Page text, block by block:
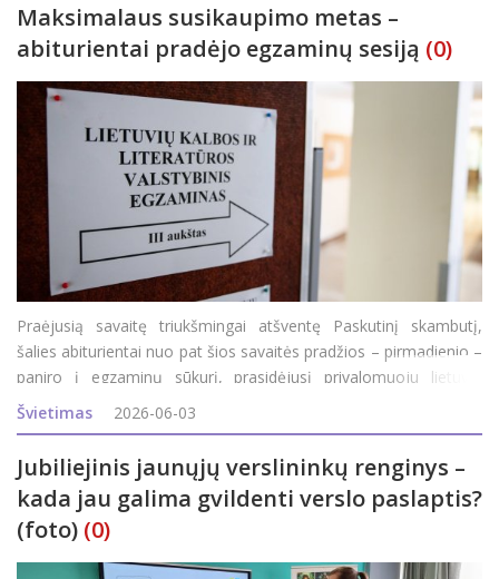
Maksimalaus susikaupimo metas –
abiturientai pradėjo egzaminų sesiją (0)
Praėjusią savaitę triukšmingai atšventę Paskutinį skambutį,
šalies abiturientai nuo pat šios savaitės pradžios – pirmadienio –
paniro į egzaminų sūkurį, prasidėjusį privalomuoju lietuvių
kalbos ir literatūros egzaminu. Šiandien abiturientai laikė geogra
Švietimas 2026-06-03
Jubiliejinis jaunųjų verslininkų renginys –
kada jau galima gvildenti verslo paslaptis?
(foto) (0)